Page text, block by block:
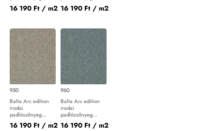
Master 9
16 190 Ft / m2 Master 900
16 190 Ft / m2
950
Balta Arc edition
irodai
padlószőnyeg
Master 950
16 190 Ft / m2
960
Balta Arc edition
irodai
padlószőnyeg
Master 960
16 190 Ft / m2